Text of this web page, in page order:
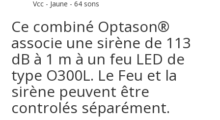
Ce combiné Optason®
associe une sirène de 113
dB à 1 m à un feu LED de
type O300L. Le Feu et la
sirène peuvent être
controlés séparément.